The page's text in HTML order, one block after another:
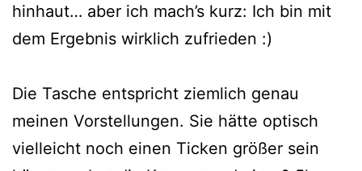
hinhaut… aber ich mach’s kurz: Ich bin mit
dem Ergebnis wirklich zufrieden :)
Die Tasche entspricht ziemlich genau
meinen Vorstellungen. Sie hätte optisch
vielleicht noch einen Ticken größer sein